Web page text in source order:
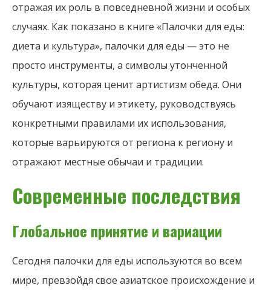
отражая их роль в повседневной жизни и особых
случаях. Как показано в книге «Палочки для еды:
диета и культура», палочки для еды — это не
просто инструменты, а символы утонченной
культуры, которая ценит артистизм обеда. Они
обучают изяществу и этикету, руководствуясь
конкретными правилами их использования,
которые варьируются от региона к региону и
отражают местные обычаи и традиции.
Современные последствия
Глобальное принятие и вариации
Сегодня палочки для еды используются во всем
мире, превзойдя свое азиатское происхождение и